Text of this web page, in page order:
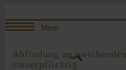
Abfindung an
steuerpflichtig